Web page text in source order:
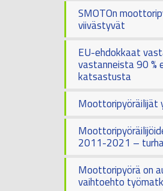
SMOTOn
viivästyvät
EU-ehdokkaat
vastanneista 90 %
katsastusta
Moottoripyöräilijät
2011-2021 –
Moottoripyörä on
vaihtoehto